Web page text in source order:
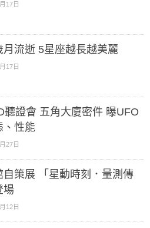
17日
月流逝 5星座越長越美麗
17日
聽證會 五角大廈密件 曝UFO
、性能
27日
自策展 「星動時刻．量測傳
場
12日